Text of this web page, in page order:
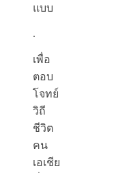
แบบ
.
เพื่อ
ตอบ
โจทย์
วิถี
ชีวิต
คน
เอเชีย